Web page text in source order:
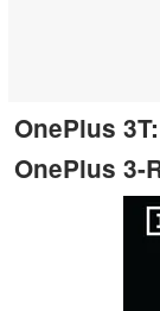
OnePlus
OnePlus 3-